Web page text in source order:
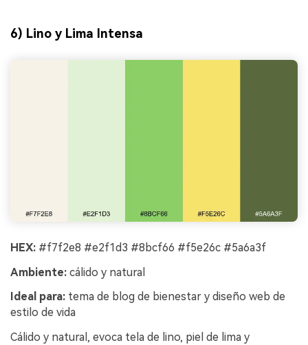
6) Lino y Lima Intensa
HEX: #f7f2e8 #e2f1d3 #8bcf66 #f5e26c #5a6a3f
Ambiente: cálido y natural
Ideal para: tema de blog de bienestar y diseño web de
estilo de vida
Cálido y natural, evoca tela de lino, piel de lima y